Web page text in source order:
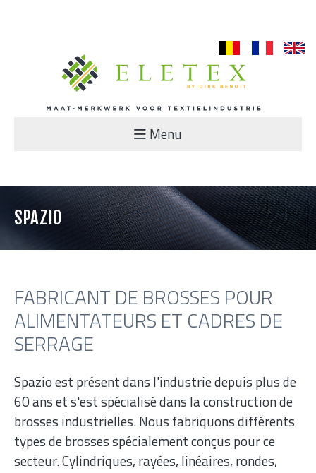
en
Menu
SPAZIO
FABRICANT DE BROSSES POUR
ALIMENTATEURS ET CADRES DE
SERRAGE
Spazio est présent dans l'industrie depuis plus de
60 ans et s'est spécialisé dans la construction de
brosses industrielles. Nous fabriquons différents
types de brosses spécialement conçus pour ce
secteur. Cylindriques, rayées, linéaires, rondes,